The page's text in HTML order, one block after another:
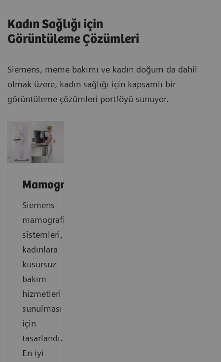
Kadın Sağlığı için
Görüntüleme Çözümleri
Siemens, meme bakımı ve kadın doğum da dahil
olmak üzere, kadın sağlığı için kapsamlı bir
görüntüleme çözümleri portföyü sunuyor.
Mamografi
Siemens
mamografi
sistemleri,
kadınlara
kusursuz
bakım
hizmetleri
sunulması
için
tasarlandı.
En iyi